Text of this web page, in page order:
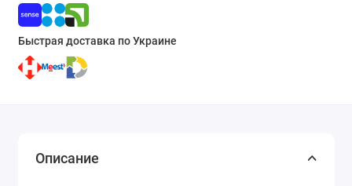
Быстрая доставка по Украине
Описание